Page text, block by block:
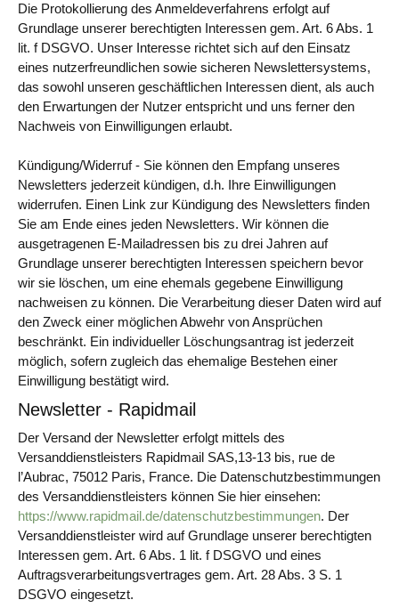
Die Protokollierung des Anmeldeverfahrens erfolgt auf
Grundlage unserer berechtigten Interessen gem. Art. 6 Abs. 1
lit. f DSGVO. Unser Interesse richtet sich auf den Einsatz
eines nutzerfreundlichen sowie sicheren Newslettersystems,
das sowohl unseren geschäftlichen Interessen dient, als auch
den Erwartungen der Nutzer entspricht und uns ferner den
Nachweis von Einwilligungen erlaubt.
Kündigung/Widerruf - Sie können den Empfang unseres
Newsletters jederzeit kündigen, d.h. Ihre Einwilligungen
widerrufen. Einen Link zur Kündigung des Newsletters finden
Sie am Ende eines jeden Newsletters. Wir können die
ausgetragenen E-Mailadressen bis zu drei Jahren auf
Grundlage unserer berechtigten Interessen speichern bevor
wir sie löschen, um eine ehemals gegebene Einwilligung
nachweisen zu können. Die Verarbeitung dieser Daten wird auf
den Zweck einer möglichen Abwehr von Ansprüchen
beschränkt. Ein individueller Löschungsantrag ist jederzeit
möglich, sofern zugleich das ehemalige Bestehen einer
Einwilligung bestätigt wird.
Newsletter - Rapidmail
Der Versand der Newsletter erfolgt mittels des
Versanddienstleisters Rapidmail SAS,13-13 bis, rue de
l’Aubrac, 75012 Paris, France. Die Datenschutzbestimmungen
des Versanddienstleisters können Sie hier einsehen:
https://www.rapidmail.de/datenschutzbestimmungen. Der
Versanddienstleister wird auf Grundlage unserer berechtigten
Interessen gem. Art. 6 Abs. 1 lit. f DSGVO und eines
Auftragsverarbeitungsvertrages gem. Art. 28 Abs. 3 S. 1
DSGVO eingesetzt.